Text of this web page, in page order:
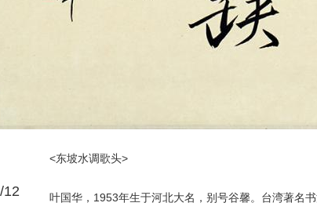
/12
<东坡水调歌头>
叶国华，1953年生于河北大名，别号谷馨。台湾著名